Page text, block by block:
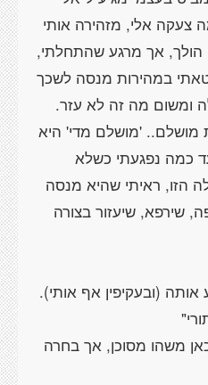
צעקה אלי, מזהירה אותי
אך מרגע שהתחלתי,
במהירות מנסה לשכך
מושלם.. 'מושלם מדי' היא
כמה נפגעתי כשלא
הזו, ראיתי שהיא מנסה
שירפא, שיעזור בצורה
משהו מסוכן, אך בחרה